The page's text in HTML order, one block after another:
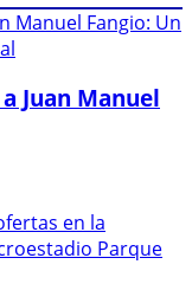
Juan Manuel